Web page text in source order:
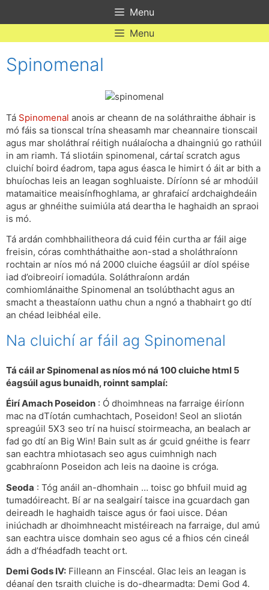
Menu
Menu
Spinomenal
Tá Spinomenal anois ar cheann de na soláthraithe ábhair is
mó fáis sa tionscal trína sheasamh mar cheannaire tionscail
agus mar sholáthraí réitigh nuálaíocha a dhaingniú go rathúil
in am riamh. Tá sliotáin spinomenal, cártaí scratch agus
cluichí boird éadrom, tapa agus éasca le himirt ó áit ar bith a
bhuíochas leis an leagan soghluaiste. Díríonn sé ar mhodúil
matamaitice meaisínfhoghlama, ar ghrafaicí ardchaighdeáin
agus ar ghnéithe suimiúla atá deartha le haghaidh an spraoi
is mó.
Tá ardán comhbhailitheora dá cuid féin curtha ar fáil aige
freisin, córas comhtháthaithe aon-stad a sholáthraíonn
rochtain ar níos mó ná 2000 cluiche éagsúil ar díol spéise
iad d’oibreoirí iomadúla. Soláthraíonn ardán
comhiomlánaithe Spinomenal an tsolúbthacht agus an
smacht a theastaíonn uathu chun a ngnó a thabhairt go dtí
an chéad leibhéal eile.
Na cluichí ar fáil ag Spinomenal
Tá cáil ar Spinomenal as níos mó ná 100 cluiche html 5
éagsúil agus bunaidh, roinnt samplaí:
Éirí Amach Poseidon : Ó dhoimhneas na farraige éiríonn
mac na dTíotán cumhachtach, Poseidon! Seol an sliotán
spreagúil 5X3 seo trí na huiscí stoirmeacha, an bealach ar
fad go dtí an Big Win! Bain sult as ár gcuid gnéithe is fearr
san eachtra mhiotasach seo agus cuimhnigh nach
gcabhraíonn Poseidon ach leis na daoine is cróga.
Seoda : Tóg anáil an-dhomhain … toisc go bhfuil muid ag
tumadóireacht. Bí ar na sealgairí taisce ina gcuardach gan
deireadh le haghaidh taisce agus ór faoi uisce. Déan
iniúchadh ar dhoimhneacht mistéireach na farraige, dul amú
san eachtra uisce domhain seo agus cé a fhios cén cineál
ádh a d’fhéadfadh teacht ort.
Demi Gods IV: Filleann an Finscéal. Glac leis an leagan is
déanaí den tsraith cluiche is do-dhearmadta: Demi God 4.